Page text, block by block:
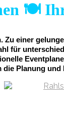
🍽️
einer
für
die Planung